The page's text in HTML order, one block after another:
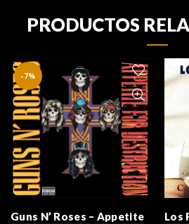
PRODUCTOS
-7%
Guns N’ Roses – Appetite
Los